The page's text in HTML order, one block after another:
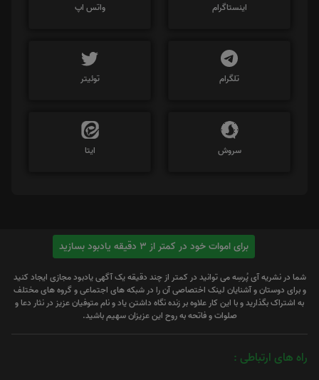
اینستاگرام واتس اپ
تلگرام توئیتر
سروش ایتا
برای اموات خود در کمتر از 3 دقیقه یادبود بسازید
شما در نشریه آی پُرسِه می توانید در کمتر از چند دقیقه یک آگهی یادبود مجازی ایجاد کنید
و برای دوستان و آشنایان لینک اختصاصی آن را در شبکه های اجتماعی و گروه های مختلف
به اشتراک بگذارید و با این کار علاوه بر زنده نگاه داشتن یاد و نام متوفیان عزیز در نثار دعا و
صلوات و فاتحه به روح این عزیزان سهیم باشید.
راه های ارتباطی :